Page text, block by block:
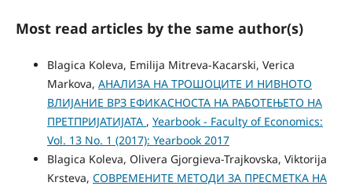
Most read articles by the same author(s)
Blagica Koleva, Emilija Mitreva-Kacarski, Verica
Markova, АНАЛИЗА НА ТРОШОЦИТЕ И НИВНОТО
ВЛИЈАНИЕ ВРЗ ЕФИКАСНОСТА НА РАБОТЕЊЕТО НА
ПРЕТПРИЈАТИЈАТА , Yearbook - Faculty of Economics:
Vol. 13 No. 1 (2017): Yearbook 2017
Blagica Koleva, Olivera Gjorgieva-Trajkovska, Viktorija
Krsteva, СОВРЕМЕНИТЕ МЕТОДИ ЗА ПРЕСМЕТКА НА